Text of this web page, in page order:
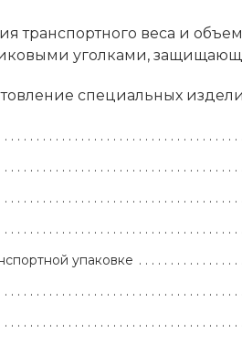
транспортного веса и
уголками,
специальных
упаковке